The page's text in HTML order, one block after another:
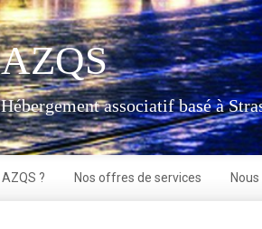
AZQS
Hébergement associatif basé à
AZQS ? Nos offres de services